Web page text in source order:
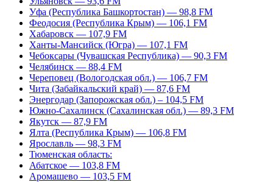
Уфа (Республика Башкортостан) — 98,8 FM
Феодосия (Республика Крым) — 106,1 FM
Хабаровск — 107,9 FM
Ханты-Мансийск (Югра) — 107,1 FM
Чебоксары (Чувашская Республика) — 90,3 FM
Челябинск — 88,4 FM
Череповец (Вологодская обл.) — 106,7 FM
Чита (Забайкальский край) — 87,6 FM
Энергодар (Запорожская обл.) – 104,5 FM
Южно-Сахалинск (Сахалинская обл.) — 89,3 FM
Якутск — 87,9 FM
Ялта (Республика Крым) — 106,8 FM
Ярославль — 98,3 FM
Тюменская область:
Абатское — 103,8 FM
Аромашево — 103,5 FM